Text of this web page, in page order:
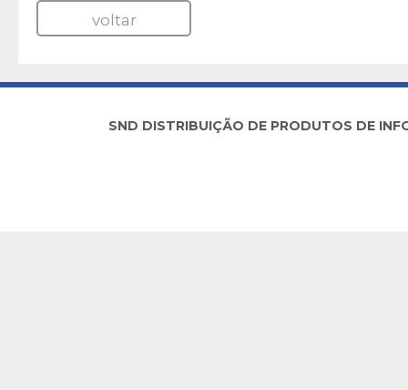
voltar
SND DISTRIBUIÇÃO DE PRODUTOS DE